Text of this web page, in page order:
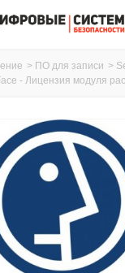
> ПО для записи >
- Лицензия модуля